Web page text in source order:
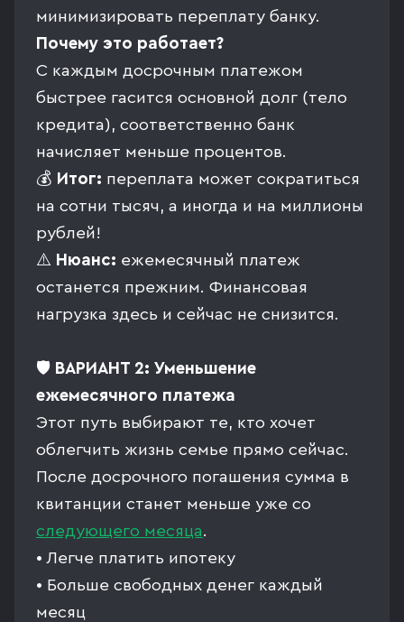
минимизировать переплату банку.
Почему это работает?
С каждым досрочным платежом
быстрее гасится основной долг (тело
кредита), соответственно банк
начисляет меньше процентов.
💰 Итог: переплата может сократиться
на сотни тысяч, а иногда и на миллионы
рублей!
⚠️ Нюанс: ежемесячный платеж
останется прежним. Финансовая
нагрузка здесь и сейчас не снизится.
🛡️ ВАРИАНТ 2: Уменьшение
ежемесячного платежа
Этот путь выбирают те, кто хочет
облегчить жизнь семье прямо сейчас.
После досрочного погашения сумма в
квитанции станет меньше уже со
следующего месяца.
• Легче платить ипотеку
• Больше свободных денег каждый
месяц